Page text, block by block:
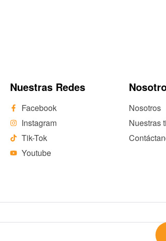
Nuestras Redes
Facebook
Instagram
Tik-Tok
Youtube
Nosotros
Nuestras